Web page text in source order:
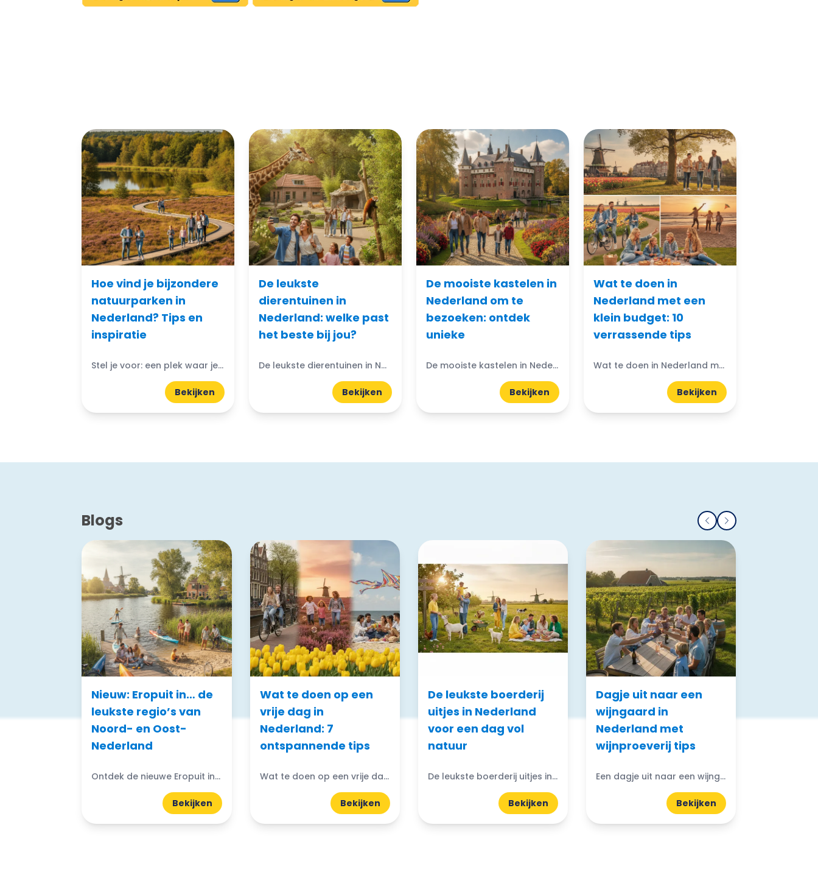
Hoe vind je bijzondere
natuurparken in
Nederland? Tips en
inspiratie
Stel je voor: een plek waar je kunt ontsnappen aan de drukte van het dagelijks leven en je onderdompelen in de schoonheid van de natuur. Bijzondere natuurparken in Nederland bieden...
Bekijken
De leukste
dierentuinen in
Nederland: welke past
het beste bij jou?
De leukste dierentuinen in Nederland: Dierentuinen in Nederland zijn echte trekpleisters voor jong en oud. Ze bieden niet alleen de kans om exotische dieren van dichtbij te zien, maar ook...
Bekijken
De mooiste kastelen in
Nederland om te
bezoeken: ontdek
unieke
De mooiste kastelen in Nederland om te bezoeken: Denk je ooit aan de magische wereld van kastelen? Nederland heeft prachtige kastelen die wachten om ontdekt te worden. Van imposante torens...
Bekijken
Wat te doen in
Nederland met een
klein budget: 10
verrassende tips
Wat te doen in Nederland met een klein budget? Gelukkig zijn er volop budgetvriendelijke uitjes te vinden! Of je nu houdt van de natuur, cultuur of avontuur, er is altijd...
Bekijken
Blogs
Nieuw: Eropuit in… de
leukste regio’s van
Noord- en Oost-
Nederland
Ontdek de nieuwe Eropuit in... gidsen van WattedoenVandaag. Compacte A5-gidsen boordevol uitjes, natuur, horeca en tips uit de regio.
Bekijken
Wat te doen op een
vrije dag in
Nederland: 7
ontspannende tips
Wat te doen op een vrije dag in Nederland: Een vrije dag in Nederland biedt talloze mogelijkheden om te ontspannen en te genieten. Of je nu de stad wil verkennen,...
Bekijken
De leukste boerderij
uitjes in Nederland
voor een dag vol
natuur
De leukste boerderij uitjes in Nederland: Boerderij uitjes in Nederland bieden een unieke kans om het plattelandsleven te ervaren. De leukste boerderij uitjes in Nederland betrekken bezoekers direct bij de...
Bekijken
Dagje uit naar een
wijngaard in
Nederland met
wijnproeverij tips
Een dagje uit naar een wijngaard in Nederland biedt een unieke en verrijkende ervaring. Ontsnap aan de drukte en dompel je onder in de wereld van wijnproeverijen. In onze ervaring...
Bekijken